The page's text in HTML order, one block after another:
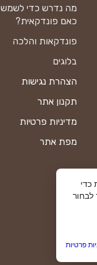
מה נדרש כדי לשמש
כאם פונדקאית?
פונדקאות והלכה
בלוגים
הצהרת נגישות
תקנון אתר
מדיניות פרטיות
מפת אתר
כדי
פרטיות